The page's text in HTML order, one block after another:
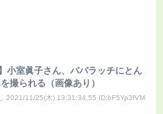
小室眞子さん、パパラッチにとん
撮られる（画像あり）
2021/11/25(木) 13:31:34.55 ID:bF5Yp3fVM